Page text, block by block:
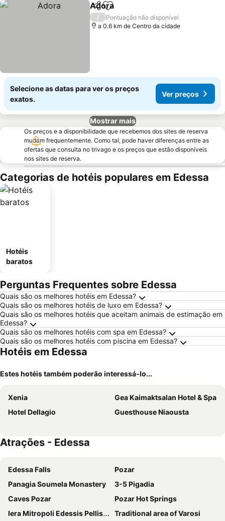
PartilharAdicionar aos favoritos
Adora
/
Pontuação não disponível
a 0.6 km de Centro da cidade
Selecione as datas para ver os preços
exatos.
Ver preços
Mostrar mais
Os preços e a disponibilidade que recebemos dos sites de reserva
mudam frequentemente. Como tal, pode haver diferenças entre as
ofertas que consulta no trivago e os preços que estão disponíveis
nos sites de reserva.
Categorias de hotéis populares em Edessa
Hotéis
baratos
Perguntas Frequentes sobre Edessa
Quais são os melhores hotéis em Edessa?
Quais são os melhores hotéis de luxo em Edessa?
Quais são os melhores hotéis que aceitam animais de estimação em
Edessa?
Quais são os melhores hotéis com spa em Edessa?
Quais são os melhores hotéis com piscina em Edessa?
Hotéis em Edessa
Estes hotéis também poderão interessá-lo...
Xenia
Gea Kaimaktsalan Hotel & Spa
Hotel Dellagio
Guesthouse Niaousta
Atrações - Edessa
Edessa Falls
Pozar
Panagia Soumela Monastery
3-5 Pigadia
Caves Pozar
Pozar Hot Springs
Iera Mitropoli Edessis Pellis kai Almopias
Traditional area of Varosi